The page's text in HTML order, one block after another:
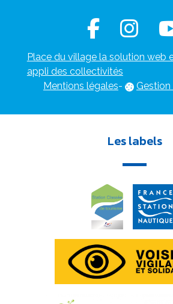
Place du village la solution web
appli des collectivités
Mentions légales- Gestion
Les labels